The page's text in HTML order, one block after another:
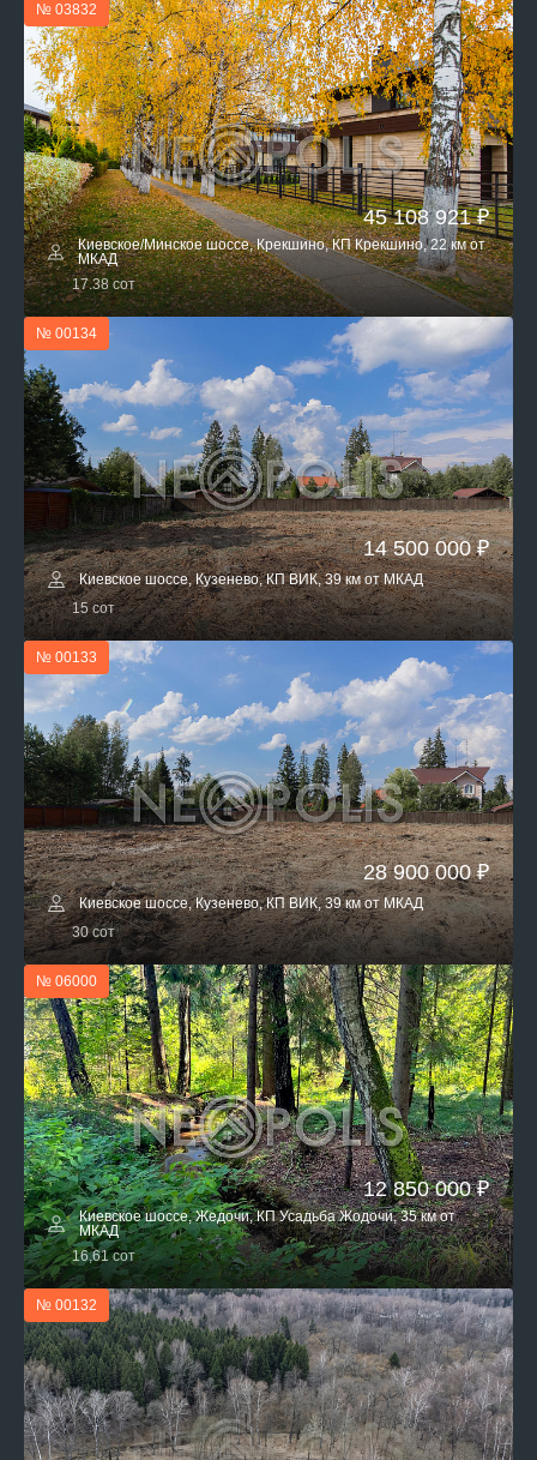
№ 03832
45 108 921 ₽
Киевское/Минское шоссе, Крекшино, КП Крекшино, 22 км от
МКАД
17.38 сот
№ 00134
14 500 000 ₽
Киевское шоссе, Кузенево, КП ВИК, 39 км от МКАД
15 сот
№ 00133
28 900 000 ₽
Киевское шоссе, Кузенево, КП ВИК, 39 км от МКАД
30 сот
№ 06000
12 850 000 ₽
Киевское шоссе, Жедочи, КП Усадьба Жодочи, 35 км от
МКАД
16,61 сот
№ 00132